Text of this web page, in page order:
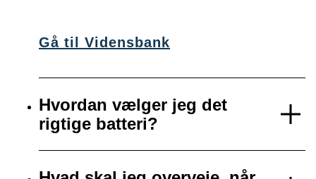
Gå til Vidensbank
Hvordan vælger jeg det
rigtige batteri?